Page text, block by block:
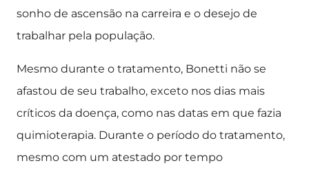
sonho de ascensão na carreira e o desejo de
trabalhar pela população.
Mesmo durante o tratamento, Bonetti não se
afastou de seu trabalho, exceto nos dias mais
críticos da doença, como nas datas em que fazia
quimioterapia. Durante o período do tratamento,
mesmo com um atestado por tempo